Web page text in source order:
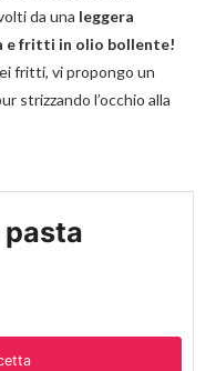
da una leggera
e fritti in olio bollente!
fritti, vi propongo un
strizzando l’occhio alla